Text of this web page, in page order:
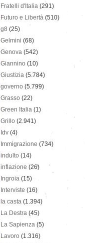
Fratelli d'Italia (291)
Futuro e Libertà (510)
g8 (25)
Gelmini (68)
Genova (542)
Giannino (10)
Giustizia (5.784)
governo (5.799)
Grasso (22)
Green Italia (1)
Grillo (2.941)
Idv (4)
Immigrazione (734)
indulto (14)
inflazione (26)
Ingroia (15)
Interviste (16)
la casta (1.394)
La Destra (45)
La Sapienza (5)
Lavoro (1.316)